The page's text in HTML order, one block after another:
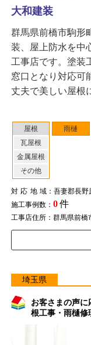
屋根
瓦屋根
金属屋根
その他
雨樋
対応地域：吾妻郡長野
施工事例数： 0件
工事店住所：群馬県前橋
大和建装
群馬県前橋市駒形
装、屋上防水を中
工事店です。塗装
窓口となり対応可
丈夫で美しい屋根
埼玉県
お客さまの声
根工事・雨樋修